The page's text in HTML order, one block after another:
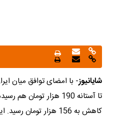
شایانیوز- با امضای توافق میان
تا آستانه 190 هزار
کاهش به 156 هزار